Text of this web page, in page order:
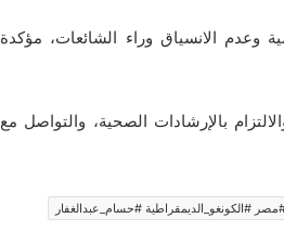
الانسياق وراء الشائعات، مؤكدة
بالإرشادات الصحية، والتواصل مع
#مصر #الكونغو_الديمقراطية #حسام_عبدالغفار